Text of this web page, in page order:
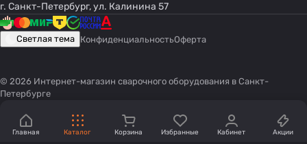
г. Санкт-Петербург, ул. Калинина 57
Светлая тема КонфиденциальностьОферта
© 2026 Интернет-магазин сварочного оборудования в Санкт-
Петербурге
Главная Каталог Корзина Избранные Кабинет Акции